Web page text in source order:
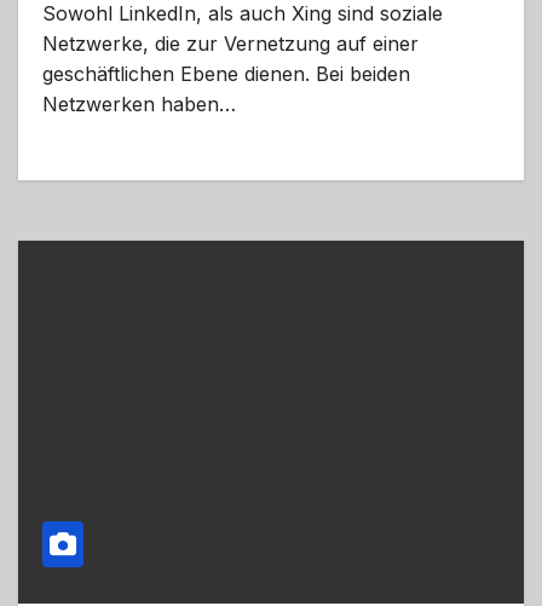
Sowohl LinkedIn, als auch Xing sind soziale
Netzwerke, die zur Vernetzung auf einer
geschäftlichen Ebene dienen. Bei beiden
Netzwerken haben…